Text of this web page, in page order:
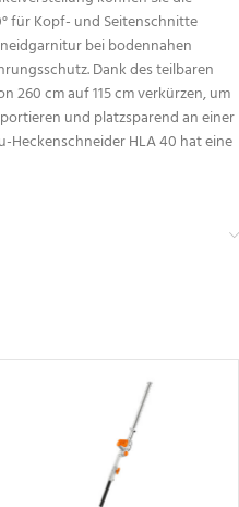
für Kopf- und Seitenschnitte
bei bodennahen
Dank des teilbaren
260 cm auf 115 cm verkürzen, um
und platzsparend an einer
Heckenschneider HLA 40 hat eine